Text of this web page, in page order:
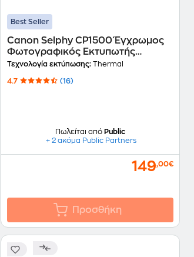
Best Seller
Canon Selphy CP1500 Έγχρωμος
Φωτογραφικός Εκτυπωτής
Thermal Photo με WiFi - Μαύρο
Τεχνολογία εκτύπωσης:Thermal
4.7 (16)
Πωλείται από Public
+ 2 ακόμα Public Partners
149,00€
Προσθήκη